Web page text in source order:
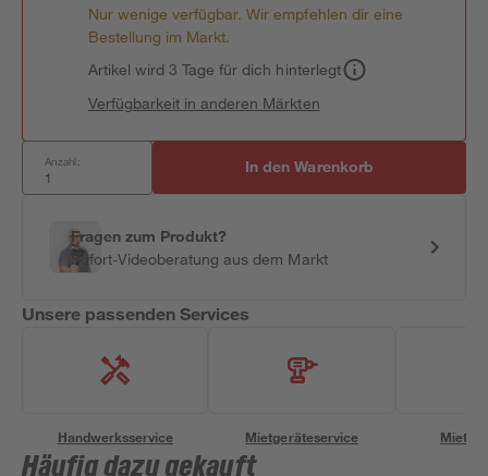
Nur wenige verfügbar. Wir empfehlen dir eine
Bestellung im Markt.
Artikel wird 3 Tage für dich hinterlegt
Verfügbarkeit in anderen Märkten
Anzahl: In den Warenkorb
Fragen zum Produkt?
Sofort-Videoberatung aus dem Markt
Unsere passenden Services
Handwerksservice Mietgeräteservice
Häufig dazu gekauft